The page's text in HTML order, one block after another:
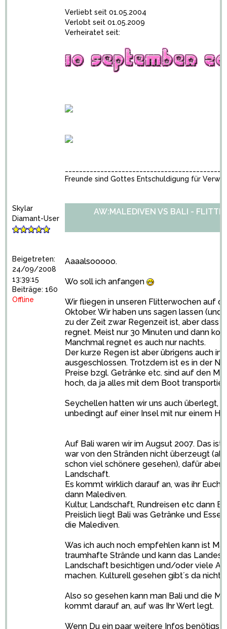
Verliebt seit 01.05.2004
Verlobt seit 01.05.2009
Verheiratet seit:
Freunde sind Gottes Entschuldigung für
Skylar
Diamant-User
Beigetreten:
24/09/2008
13:39:15
Beiträge: 160
Offline
AW:MALEDIVEN VS BALI -
Aaaalsooooo.
Wo soll ich anfangen
Wir fliegen in unseren Flitterwochen auf
Oktober. Wir haben uns sagen lassen
zu der Zeit zwar Regenzeit ist, aber dass
regnet. Meist nur 30 Minuten und dann
Manchmal regnet es auch nur nachts.
Der kurze Regen ist aber übrigens auch in
ausgeschlossen. Trotzdem ist es in der
Preise bzgl. Getränke etc. sind auf den
hoch, da ja alles mit dem Boot
Seychellen hatten wir uns auch überlegt,
unbedingt auf einer Insel mit nur einem
Auf Bali waren wir im Augsut 2007. Das
war von den Stränden nicht überzeugt
schon viel schönere gesehen), dafür aber
Landschaft.
Es kommt wirklich darauf an, was ihr Euch
dann Malediven.
Kultur, Landschaft, Rundreisen etc dann
Preislich liegt Bali was Getränke und
die Malediven.
Was ich auch noch empfehlen kann ist
traumhafte Strände und kann das
Landschaft besichtigen und/oder viele
machen. Kulturell gesehen gibt´s da nicht
Also so gesehen kann man Bali und die
kommt darauf an, auf was Ihr Wert legt.
Wenn Du ein paar weitere Infos benötigst,